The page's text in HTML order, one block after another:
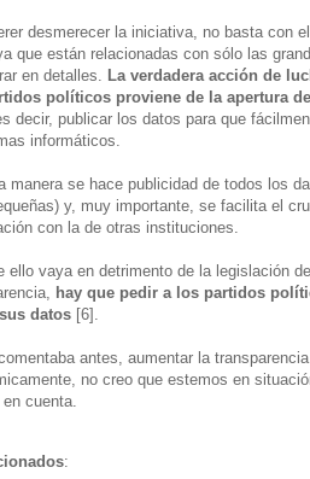
desmerecer la iniciativa, no basta con
que están relacionadas con sólo las
en detalles. La verdadera acción de
políticos proviene de la apertura
decir, publicar los datos para que
informáticos.
manera se hace publicidad de todos los
y, muy importante, se facilita el
con la de otras instituciones.
ello vaya en detrimento de la legislación
hay que pedir a los partidos
datos [6].
antes, aumentar la
no creo que estemos en
cuenta.
: